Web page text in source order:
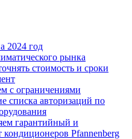
2024 год
рынка
стоимость и сроки
с ограничениями
списка авторизаций по
гарантийный и
Pfannenberg